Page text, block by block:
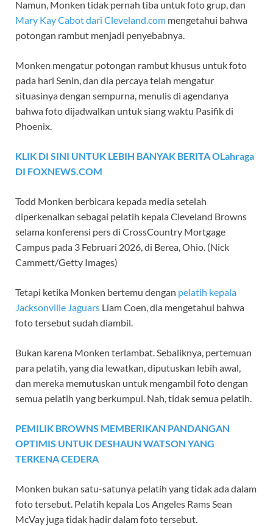
Namun, Monken tidak pernah tiba untuk foto grup, dan
Mary Kay Cabot dari Cleveland.com mengetahui bahwa
potongan rambut menjadi penyebabnya.
Monken mengatur potongan rambut khusus untuk foto
pada hari Senin, dan dia percaya telah mengatur
situasinya dengan sempurna, menulis di agendanya
bahwa foto dijadwalkan untuk siang waktu Pasifik di
Phoenix.
KLIK DI SINI UNTUK LEBIH BANYAK BERITA OLahraga
DI FOXNEWS.COM
Todd Monken berbicara kepada media setelah
diperkenalkan sebagai pelatih kepala Cleveland Browns
selama konferensi pers di CrossCountry Mortgage
Campus pada 3 Februari 2026, di Berea, Ohio. (Nick
Cammett/Getty Images)
Tetapi ketika Monken bertemu dengan pelatih kepala
Jacksonville Jaguars Liam Coen, dia mengetahui bahwa
foto tersebut sudah diambil.
Bukan karena Monken terlambat. Sebaliknya, pertemuan
para pelatih, yang dia lewatkan, diputuskan lebih awal,
dan mereka memutuskan untuk mengambil foto dengan
semua pelatih yang berkumpul. Nah, tidak semua pelatih.
PEMILIK BROWNS MEMBERIKAN PANDANGAN
OPTIMIS UNTUK DESHAUN WATSON YANG
TERKENA CEDERA
Monken bukan satu-satunya pelatih yang tidak ada dalam
foto tersebut. Pelatih kepala Los Angeles Rams Sean
McVay juga tidak hadir dalam foto tersebut.